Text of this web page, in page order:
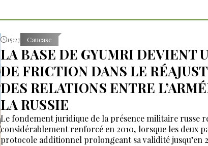
15:27 Caucase
LA BASE DE GYUMRI DEVIENT
DE FRICTION DANS LE
DES RELATIONS ENTRE
LA RUSSIE
Le fondement juridique de la présence militaire russe
considérablement renforcé en 2010, lorsque les deux
protocole additionnel prolongeant sa validité jusqu’en